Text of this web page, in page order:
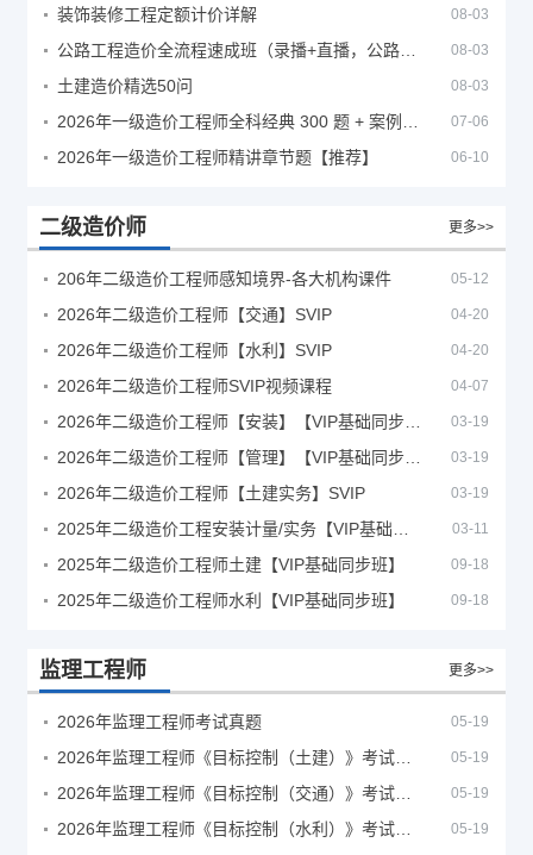
装饰装修工程定额计价详解 08-03
08-03
土建造价精选50问 08-03
07-06
2026年一级造价工程师精讲章节题【推荐】 06-10
二级造价师 更多>>
206年二级造价工程师感知境界-各大机构课件 05-12
2026年二级造价工程师【交通】SVIP 04-20
2026年二级造价工程师【水利】SVIP 04-20
2026年二级造价工程师SVIP视频课程 04-07
03-19
03-19
2026年二级造价工程师【土建实务】SVIP 03-19
03-11
2025年二级造价工程师土建【VIP基础同步班】 09-18
2025年二级造价工程师水利【VIP基础同步班】 09-18
监理工程师 更多>>
2026年监理工程师考试真题 05-19
05-19
05-19
05-19